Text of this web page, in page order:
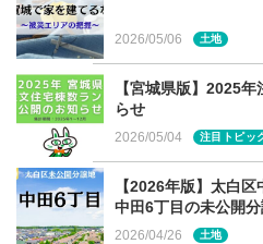
2026/05/06 土地
【宮城県版】2025
らせ
2026/05/04 注目トピッ
【2026年版】太白
中田6丁目の未公開
2026/04/26 土地